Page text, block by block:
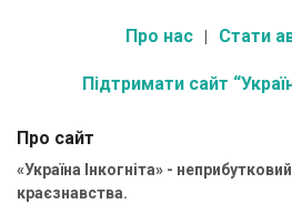
Про нас Стати
Підтримати сайт
Про сайт
«Україна Інкогніта» -
краєзнавства.